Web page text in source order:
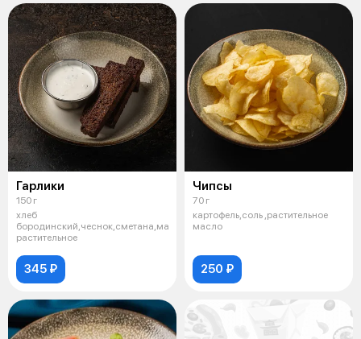
Гарлики
150 г
хлеб
бородинский,чеснок,сметана,масло
растительное
345 ₽
Чипсы
70 г
картофель,соль ,растительное
масло
250 ₽